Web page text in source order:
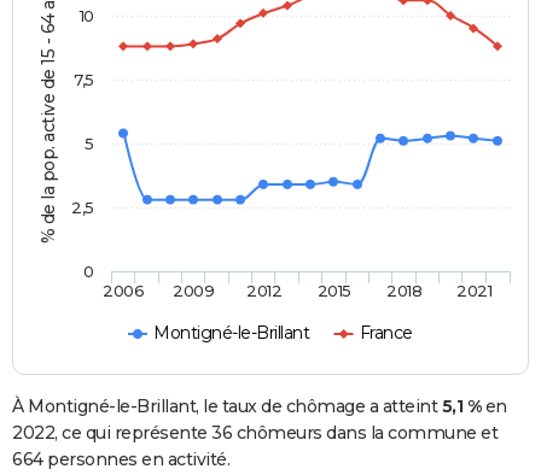
% de la pop. active de 15 - 64 ans
Montigné-le-Brillant France
2006 2009 2012 2015 2018 2021
0
2,5
5
7,5
10
À Montigné-le-Brillant, le taux de chômage a atteint5,1 %en
2022, ce qui représente 36 chômeurs dans la commune et
664 personnes en activité.